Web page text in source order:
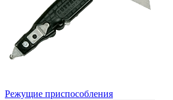
Режущие приспособления